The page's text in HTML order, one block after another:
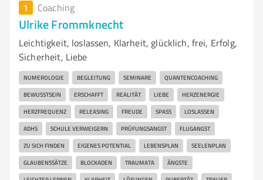
1 Coaching
Ulrike Frommknecht
Leichtigkeit, loslassen, Klarheit, glücklich, frei, Erfolg,
Sicherheit, Liebe
NUMEROLOGIE BEGLEITUNG SEMINARE QUANTENCOACHING
BEWUSSTSEIN ERSCHAFFT REALITÄT LIEBE HERZENERGIE
HERZFREQUENZ RELEASING FREUDE SPASS LOSLASSEN
ADHS SCHULE VERWEIGERN PRÜFUNGSANGST FLUGANGST
ZU SICH FINDEN EIGENES POTENTIAL LEBENSPLAN SEELENPLAN
GLAUBENSSÄTZE BLOCKADEN TRAUMATA ÄNGSTE